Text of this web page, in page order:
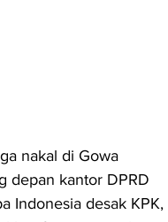
nakal di Gowa
depan kantor DPRD
Indonesia desak KPK,